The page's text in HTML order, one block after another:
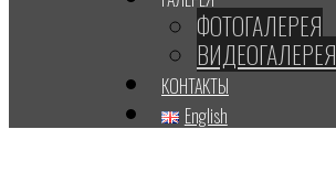
ФОТОГАЛЕРЕЯ
ВИДЕОГАЛЕРЕЯ
КОНТАКТЫ
English